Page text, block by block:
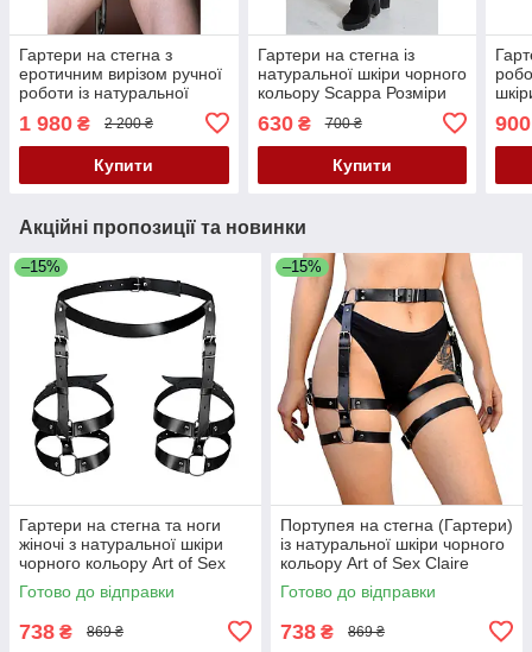
Гартери на стегна з
еротичним вирізом ручної
роботи із натуральної
Scappa розміри S-M-L-XL
Кайф
1 980 ₴ 2 200 ₴
Купити
Гартери на стегна із
натуральної шкіри чорного
кольору Scappa Розміри
630₴ 700 ₴
Купити
900
Акційні пропозиції та новинки
–15%
Гартери на стегна та ноги
жіночі з натуральної шкіри
чорного кольору Art of Sex
Melani розміри L 2XL Кайф
Готово до відправки
738 ₴ 869 ₴
–15%
Портупея на стегна (Гартери)
із натуральної шкіри чорного
кольору Art of Sex Claire
розміри L 2XL Кайф
Готово до відправки
738 ₴ 869 ₴